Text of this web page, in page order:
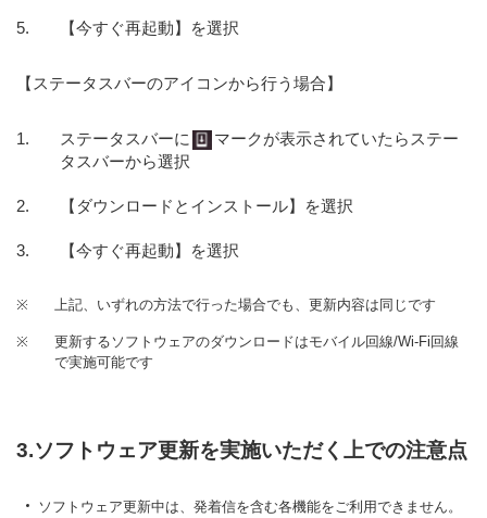
【今すぐ再起動】を選択
【ステータスバーのアイコンから行う場合】
ステータスバーに
マークが表示されていたらステー
タスバーから選択
【ダウンロードとインストール】を選択
【今すぐ再起動】を選択
※ 上記、いずれの方法で行った場合でも、更新内容は同じです
※
更新するソフトウェアのダウンロードはモバイル回線/Wi-Fi回線
で実施可能です
3.ソフトウェア更新を実施いただく上での注意点
ソフトウェア更新中は、発着信を含む各機能をご利用できません。